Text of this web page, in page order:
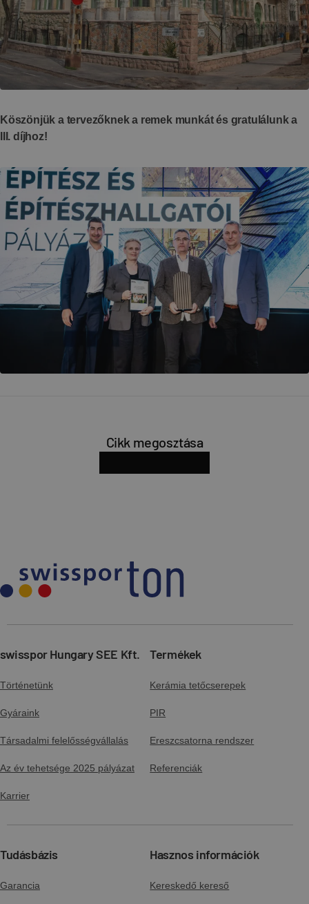
Köszönjük a tervezőknek a remek munkát és gratulálunk a
III. díjhoz!
Cikk megosztása
swisspor Hungary SEE Kft.
Történetünk
Gyáraink
Társadalmi felelősségvállalás
Az év tehetsége 2025 pályázat
Karrier
Termékek
Kerámia tetőcserepek
PIR
Ereszcsatorna rendszer
Referenciák
Tudásbázis
Garancia
Hasznos információk
Kereskedő kereső